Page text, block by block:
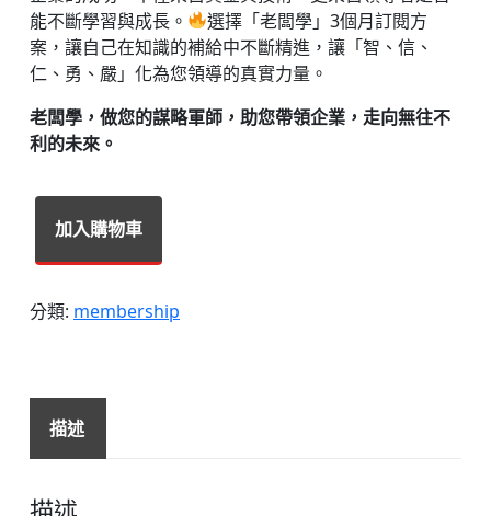
能不斷學習與成長。
選擇「老闆學」3個月訂閱方
案，讓自己在知識的補給中不斷精進，讓「智、信、
仁、勇、嚴」化為您領導的真實力量。
老闆學，做您的謀略軍師，助您帶領企業，走向無往不
利的未來。
破
沉
數
閱
方
加入購物車
分類: membership
描述